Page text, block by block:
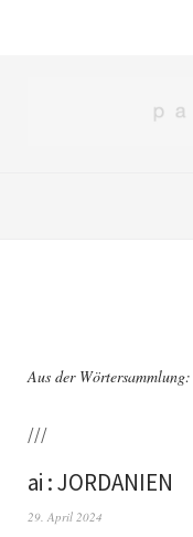
Aus der
///
ai : JORDANIEN
29. April 2024